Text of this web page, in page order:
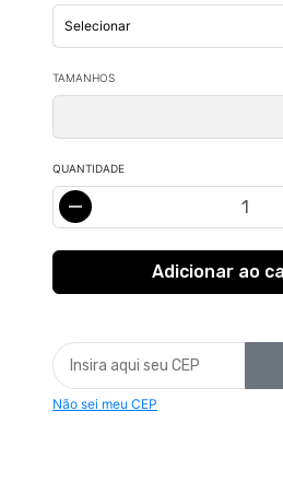
TAMANHOS
QUANTIDADE
Não sei meu CEP